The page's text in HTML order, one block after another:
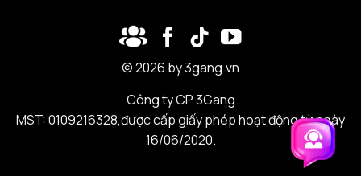
© 2026 by 3gang.vn
Công ty CP 3Gang
MST: 0109216328,được cấp giấy phép hoạt động từ ngày
16/06/2020.